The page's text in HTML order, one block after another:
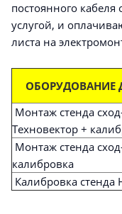
постоянного
услугой, и
листа на
ОБОРУДОВАНИЕ
Монтаж стенда
Техновектор +
Монтаж стенда
калибровка
Калибровка стенда